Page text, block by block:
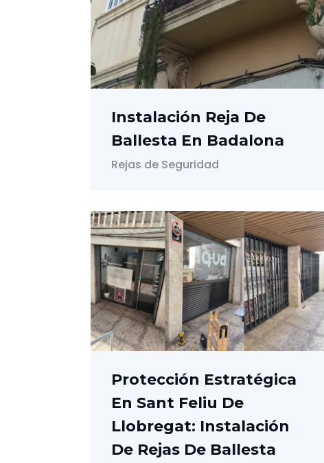
Instalación Reja De
Ballesta En Badalona
Rejas de Seguridad
Protección Estratégica
En Sant Feliu De
Llobregat: Instalación
De Rejas De Ballesta